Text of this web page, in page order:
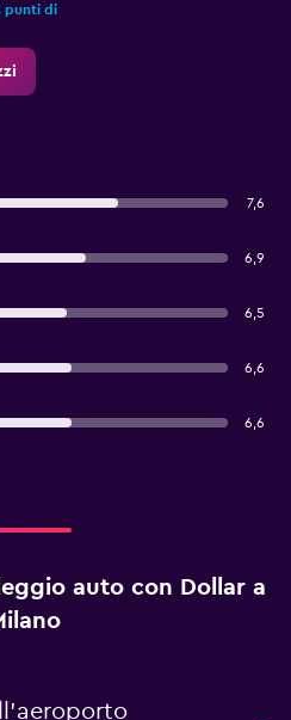
punti di
7,6
6,9
6,5
6,6
6,6
auto con Dollar a